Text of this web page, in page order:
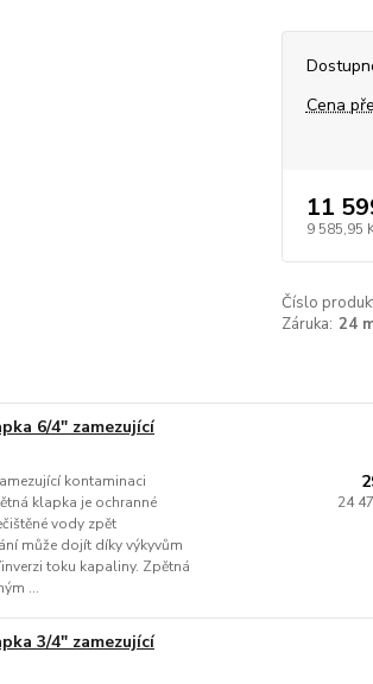
Cena
11
9 585,95
Číslo
Záruka: 24
6/4" zamezující
kontaminaci
klapka je ochranné
vody zpět
může dojít díky výkyvům
toku kapaliny. Zpětná
...
24
3/4" zamezující